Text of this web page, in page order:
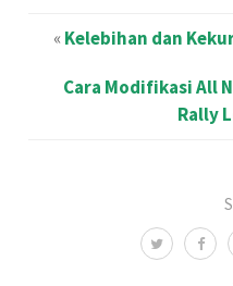
«Kelebihan dan
Cara Modifikasi All
Rally